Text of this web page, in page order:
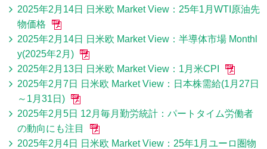
2025年2月14日 日米欧 Market View：25年1月WTI原油先
物価格
2025年2月14日 日米欧 Market View：半導体市場 Monthl
y(2025年2月)
2025年2月13日 日米欧 Market View：1月米CPI
2025年2月7日 日米欧 Market View：日本株需給(1月27日
～1月31日)
2025年2月5日 12月毎月勤労統計：パートタイム労働者
の動向にも注目
2025年2月4日 日米欧 Market View：25年1月ユーロ圏物